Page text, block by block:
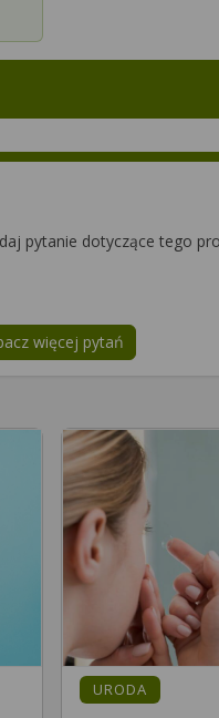
pytanie dotyczące tego
więcej pytań
na tematHumavit Ulga
KATEGORIA:
URODA